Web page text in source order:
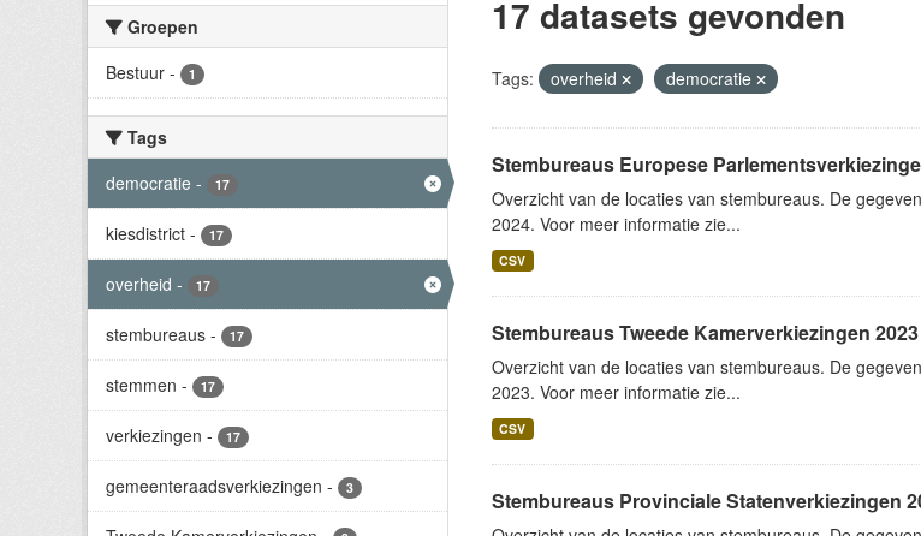
Groepen
Bestuur - 1
Tags
democratie - 17
kiesdistrict - 17
overheid - 17
stembureaus - 17
stemmen - 17
verkiezingen - 17
gemeenteraadsverkiezingen - 3
17 datasets gevonden
Tags: overheid democratie
Stembureaus Europese
Overzicht van de locaties van stembureaus. De
2024. Voor meer informatie zie...
CSV
Stembureaus Tweede Kamerverkiezingen 2023
Overzicht van de locaties van stembureaus. De
2023. Voor meer informatie zie...
CSV
Stembureaus Provinciale Statenverkiezingen